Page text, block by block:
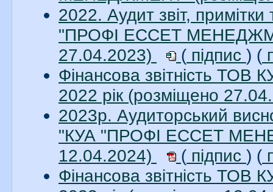
2022. Аудит звіт,
"ПРОФІ ЕССЕТ
27.04.2023)
( підпис ) (
Фінансова звітність
2022 рік (розміщено
2023р. Аудиторський
"КУА "ПРОФІ ЕССЕТ
12.04.2024)
( підпис ) (
Фінансова звітність